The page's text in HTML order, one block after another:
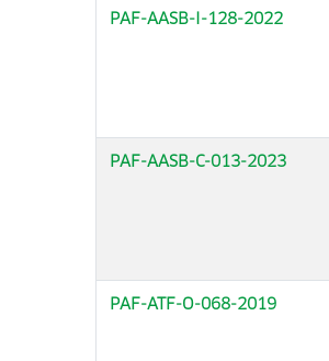
PAF-AASB-I-128-2022
PAF-AASB-C-013-2023
PAF-ATF-O-068-2019